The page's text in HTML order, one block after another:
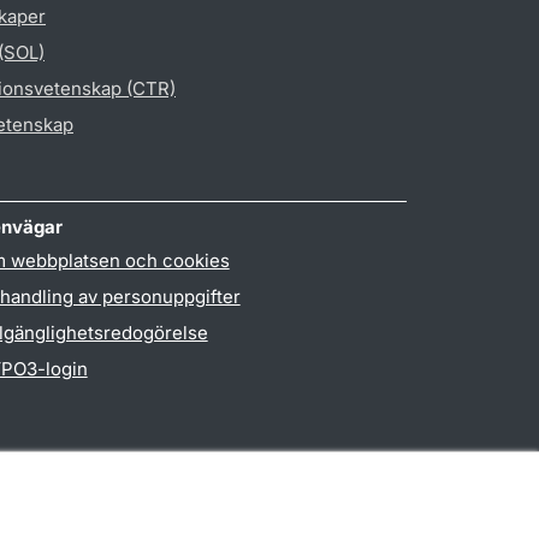
(CTR)
webbplatsen och cookies
av personuppgifter
login